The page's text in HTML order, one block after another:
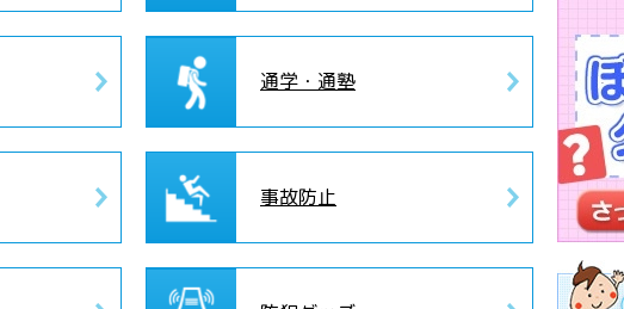
通学・通塾
事故防止